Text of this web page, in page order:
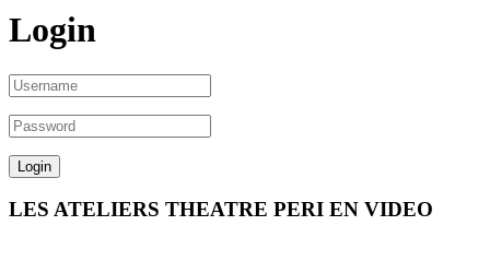
Login
LES ATELIERS THEATRE PERI EN VIDEO